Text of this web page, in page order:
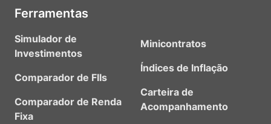
Ferramentas
Simulador de
Investimentos
Comparador de FIIs
Comparador de Renda
Fixa
Minicontratos
Índices de Inflação
Carteira de
Acompanhamento